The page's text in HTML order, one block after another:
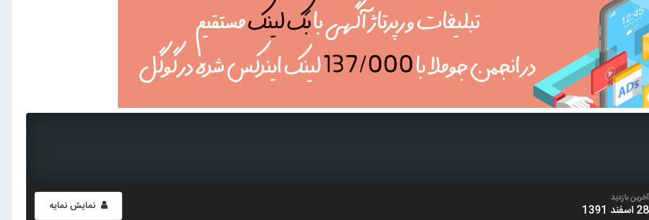
نمایش نمایه آخرین بازدید
28 اسفند 1391